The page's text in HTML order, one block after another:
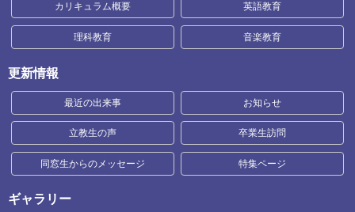
カリキュラム概要 英語教育
理科教育 音楽教育
更新情報
最近の出来事 お知らせ
立教生の声 卒業生訪問
同窓生からのメッセージ 特集ページ
ギャラリー